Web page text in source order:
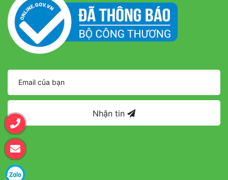
Nhận tin